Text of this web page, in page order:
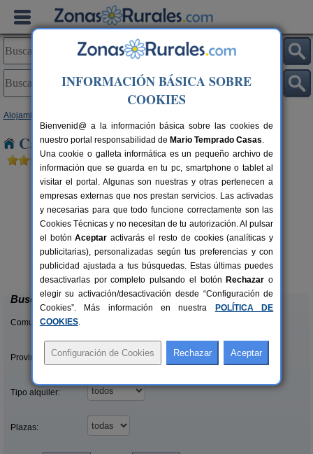
Alojamientos
Casas Rurales cerca de Villasequilla
11 pers.
desde30 €
Casa Las Alberquillas
El Real de San Vicente (Toledo)
Buscar
Comunidades:
Provincias/Islas:
Tipo alquiler:
Plazas:
INFORMACIÓN BÁSICA SOBRE
COOKIES
Bienvenid@ a la información básica sobre las cookies de
nuestro portal responsabilidad de Mario Temprado Casas.
Una cookie o galleta informática es un pequeño archivo de
información que se guarda en tu pc, smartphone o tablet al
visitar el portal. Algunas son nuestras y otras pertenecen a
empresas externas que nos prestan servicios. Las activadas
y necesarias para que todo funcione correctamente son las
Cookies Técnicas y no necesitan de tu autorización. Al pulsar
el botónAceptar activarás el resto de cookies (analíticas y
publicitarias), personalizadas según tus preferencias y con
publicidad ajustada a tus búsquedas. Estas últimas puedes
desactivarlas por completo pulsando el botón Rechazar o
elegir su activación/desactivación desde “Configuración de
Cookies”. Más información en nuestra
POLÍTICA DE
COOKIES.